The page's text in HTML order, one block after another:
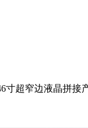
超窄边液晶拼